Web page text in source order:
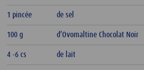
1 pincée de sel
100 g d’Ovomaltine Chocolat Noir
4 -6 cs de lait